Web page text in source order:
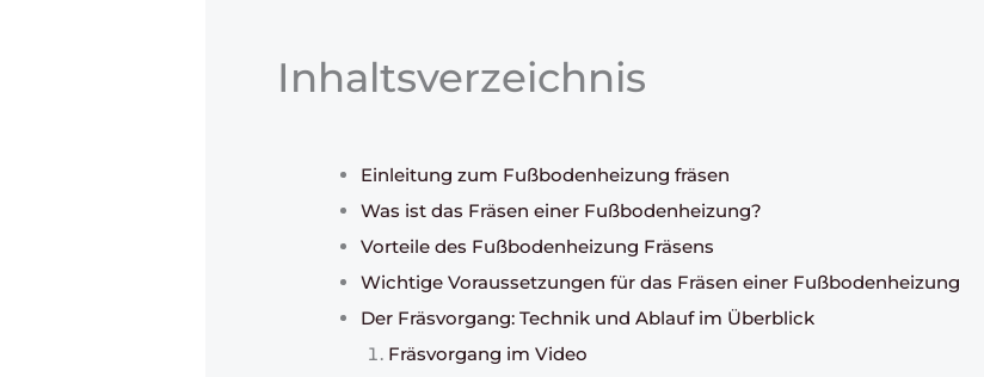
Inhaltsverzeichnis
Einleitung zum Fußbodenheizung fräsen
Was ist das Fräsen einer Fußbodenheizung?
Vorteile des Fußbodenheizung Fräsens
Wichtige Voraussetzungen für das Fräsen einer Fußbodenheizung
Der Fräsvorgang: Technik und Ablauf im Überblick
Fräsvorgang im Video